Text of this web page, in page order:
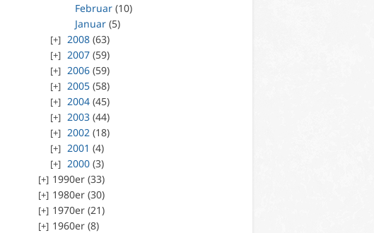
Februar (10)
Januar (5)
2008 (63)
2007 (59)
2006 (59)
2005 (58)
2004 (45)
2003 (44)
2002 (18)
2001 (4)
2000 (3)
1990er (33)
1980er (30)
1970er (21)
1960er (8)